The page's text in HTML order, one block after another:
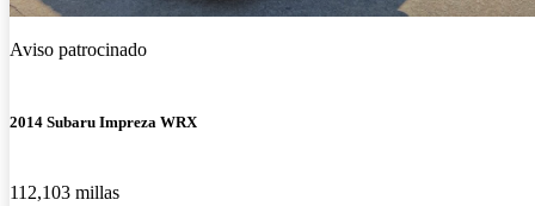
Aviso patrocinado
2014 Subaru Impreza WRX
112,103 millas